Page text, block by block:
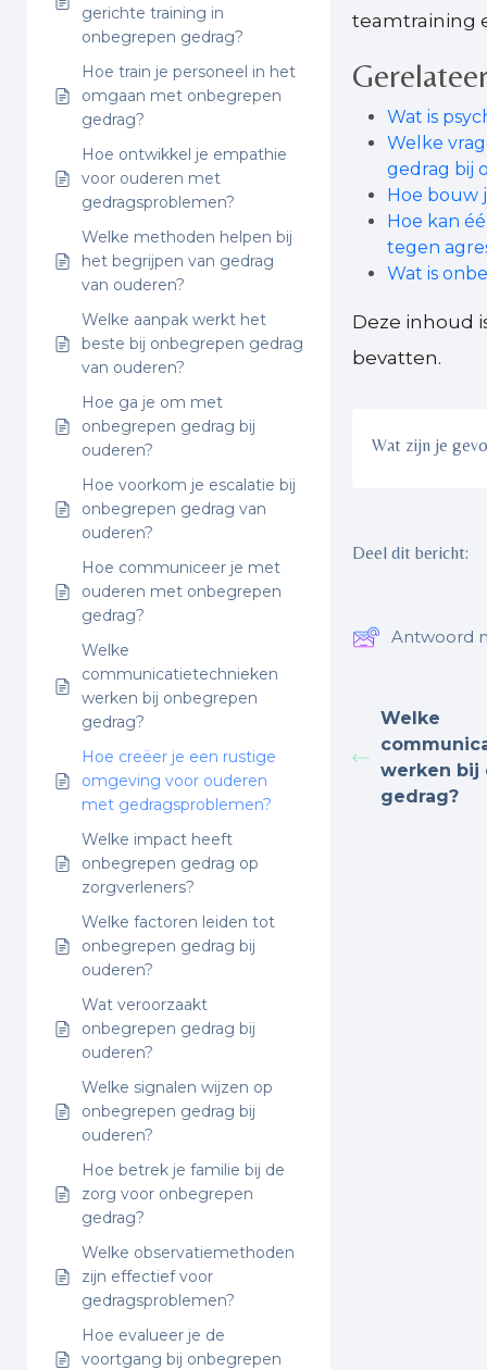
gerichte training in
onbegrepen gedrag?
Hoe train je personeel in het
omgaan met onbegrepen
gedrag?
Hoe ontwikkel je empathie
voor ouderen met
gedragsproblemen?
Welke methoden helpen bij
het begrijpen van gedrag
van ouderen?
Welke aanpak werkt het
beste bij onbegrepen gedrag
van ouderen?
Hoe ga je om met
onbegrepen gedrag bij
ouderen?
Hoe voorkom je escalatie bij
onbegrepen gedrag van
ouderen?
Hoe communiceer je met
ouderen met onbegrepen
gedrag?
Welke
communicatietechnieken
werken bij onbegrepen
gedrag?
Hoe creëer je een rustige
omgeving voor ouderen
met gedragsproblemen?
Welke impact heeft
onbegrepen gedrag op
zorgverleners?
Welke factoren leiden tot
onbegrepen gedrag bij
ouderen?
Wat veroorzaakt
onbegrepen gedrag bij
ouderen?
Welke signalen wijzen op
onbegrepen gedrag bij
ouderen?
Hoe betrek je familie bij de
zorg voor onbegrepen
gedrag?
Welke observatiemethoden
zijn effectief voor
gedragsproblemen?
Hoe evalueer je de
voortgang bij onbegrepen
teamtraining
Wat is
Welke
gedrag bij
Hoe bouw
Hoe kan
tegen
Wat is
Deze inhoud
bevatten.
Wat zijn je
Deel dit bericht:
Antwoord
Welke
werken bij
gedrag?